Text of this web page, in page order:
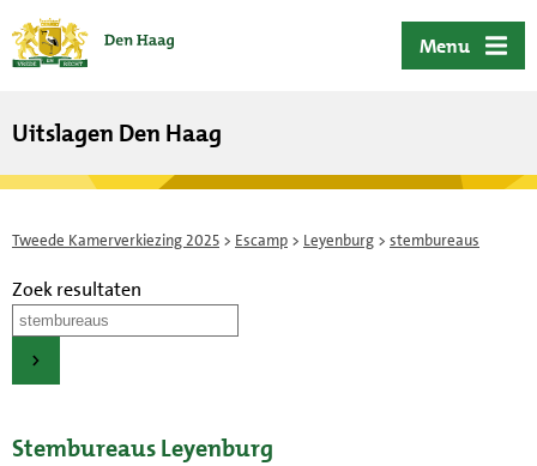
Menu
Uitslagen Den Haag
Tweede Kamerverkiezing 2025 > Escamp > Leyenburg > stembureaus
Zoek resultaten
Stembureaus Leyenburg